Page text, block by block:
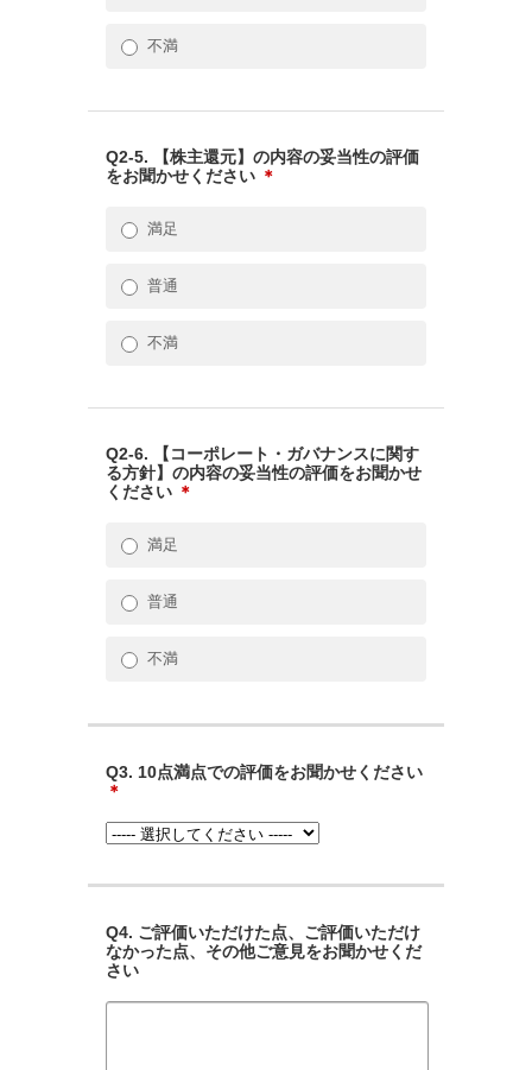
不満
Q2-5. 【株主還元】の内容の妥当性の評価
をお聞かせください ＊
満足
普通
不満
Q2-6. 【コーポレート・ガバナンスに関す
る方針】の内容の妥当性の評価をお聞かせ
ください ＊
満足
普通
不満
Q3. 10点満点での評価をお聞かせください
＊
Q4. ご評価いただけた点、ご評価いただけ
なかった点、その他ご意見をお聞かせくだ
さい